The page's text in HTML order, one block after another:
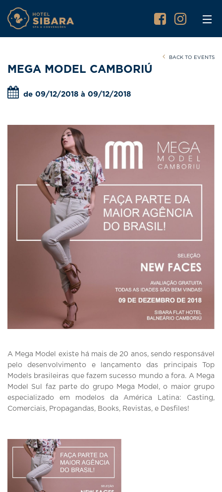
BACK TO EVENTS
MEGA MODEL CAMBORIÚ
de 09/12/2018 à 09/12/2018
A Mega Model existe há mais de 20 anos, sendo responsável
pelo desenvolvimento e lançamento das principais Top
Models brasileiras que fazem sucesso mundo a fora. A Mega
Model Sul faz parte do grupo Mega Model, o maior grupo
especializado em modelos da América Latina: Casting,
Comerciais, Propagandas, Books, Revistas, e Desfiles!